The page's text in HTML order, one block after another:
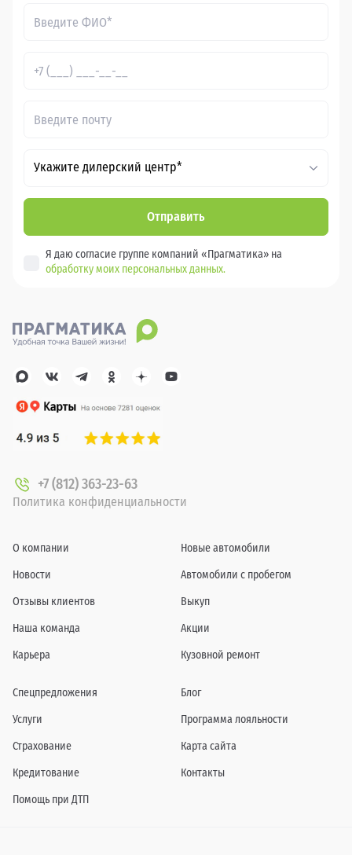
Укажите дилерский центр*
Отправить
Я даю согласие группе компаний «Прагматика» на
обработку моих персональных данных.
+7 (812) 363-23-63
Политика конфиденциальности
О компании
Новости
Отзывы клиентов
Наша команда
Карьера
Новые автомобили
Автомобили с пробегом
Выкуп
Акции
Кузовной ремонт
Спецпредложения
Услуги
Страхование
Кредитование
Помощь при ДТП
Блог
Программа лояльности
Карта сайта
Контакты